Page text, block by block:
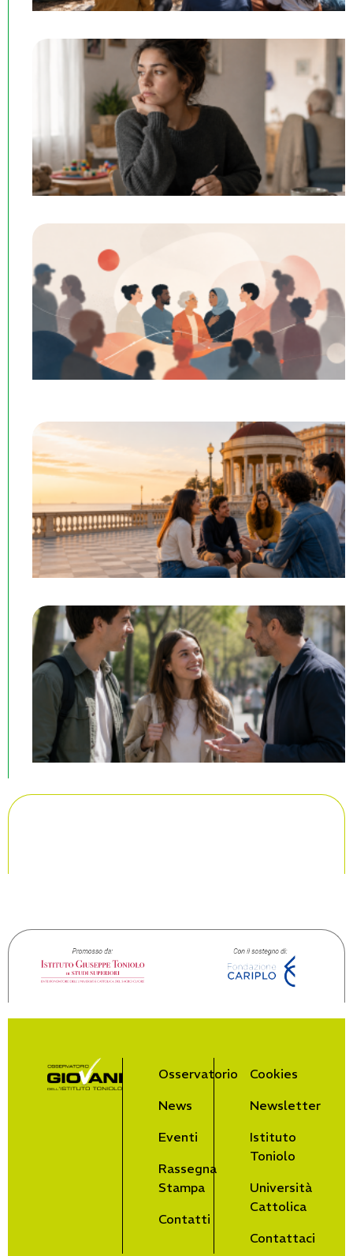
Osservatorio
News
Eventi
Rassegna
Stampa
Contatti
Cookies
Newsletter
Istituto
Toniolo
Università
Cattolica
Contattaci